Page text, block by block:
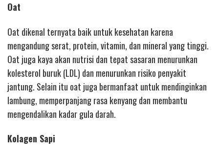
Oat
Oat dikenal ternyata baik untuk kesehatan karena
mengandung serat, protein, vitamin, dan mineral yang tinggi.
Oat juga kaya akan nutrisi dan tepat sasaran menurunkan
kolesterol buruk (LDL) dan menurunkan risiko penyakit
jantung. Selain itu oat juga bermanfaat untuk mendinginkan
lambung, memperpanjang rasa kenyang dan membantu
mengendalikan kadar gula darah.
Kolagen Sapi